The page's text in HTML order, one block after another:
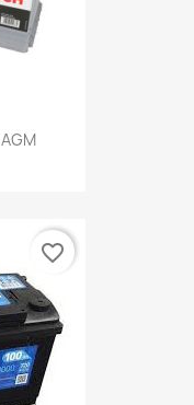
favorite_border